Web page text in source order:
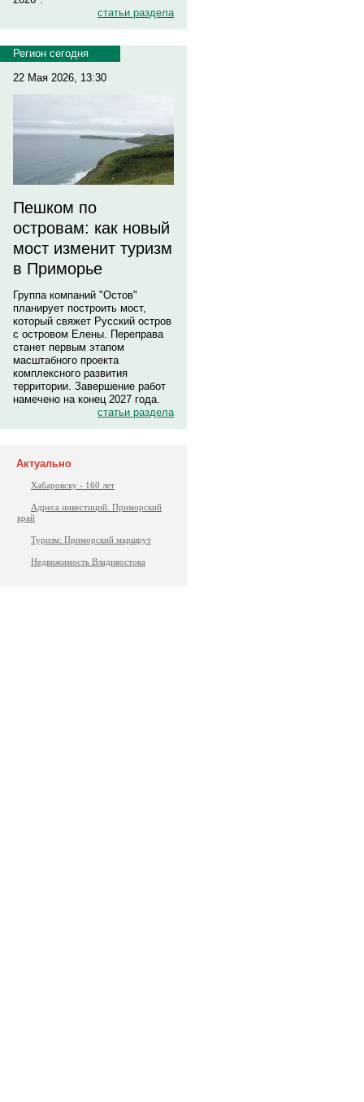
статьи раздела
Регион сегодня
22 Мая 2026, 13:30
Пешком по
островам: как новый
мост изменит туризм
в Приморье
Группа компаний "Остов"
планирует построить мост,
который свяжет Русский остров
с островом Елены. Переправа
станет первым этапом
масштабного проекта
комплексного развития
территории. Завершение работ
намечено на конец 2027 года.
статьи раздела
Актуально
Хабаровску - 160 лет
Адреса инвестиций. Приморский
край
Туризм: Приморский маршрут
Недвижимость Владивостока